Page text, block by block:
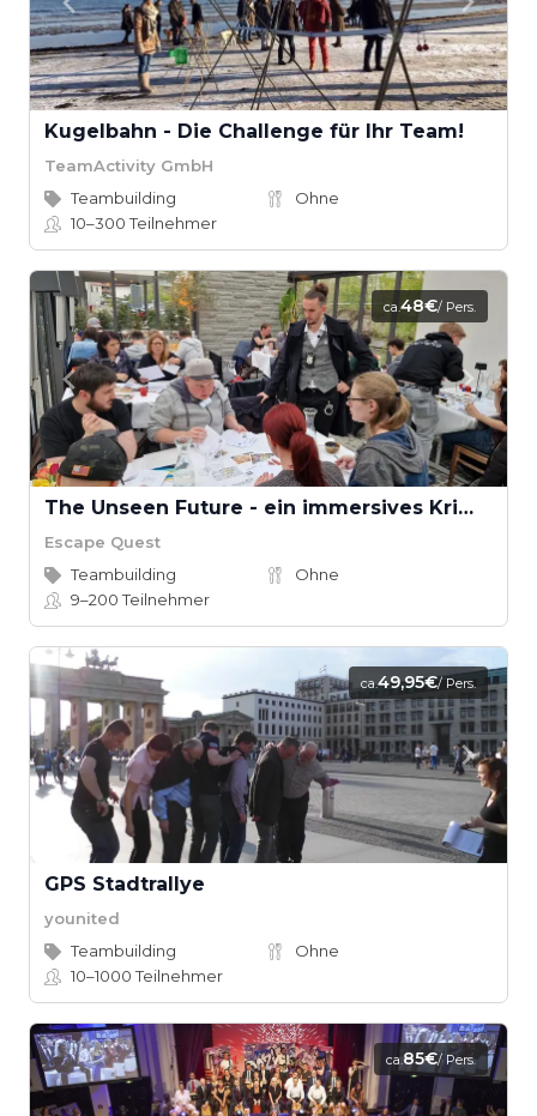
Kugelbahn - Die Challenge für Ihr Team!
TeamActivity GmbH
Teambuilding
Ohne
10–300Teilnehmer
ca.48€/ Pers.
The Unseen Future - ein immersives Krimi-Rätsel-Spiel mit betretbaren Tatort
Escape Quest
Teambuilding
Ohne
9–200Teilnehmer
ca.49,95€/ Pers.
GPS Stadtrallye
younited
Teambuilding
Ohne
10–1000Teilnehmer
ca.85€/ Pers.